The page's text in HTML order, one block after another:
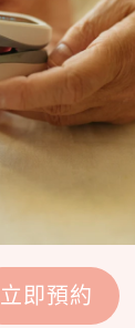
立即預約